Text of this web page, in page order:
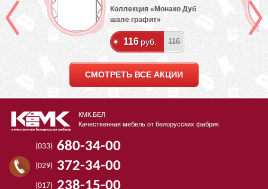
Коллекция «Монако Дуб
шале графит»
116 руб. 116
СМОТРЕТЬ ВСЕ АКЦИИ
КМК.БЕЛ
Качественная мебель от белорусских фабрик
(033) 680-34-00
(029) 372-34-00
(017) 238-15-00